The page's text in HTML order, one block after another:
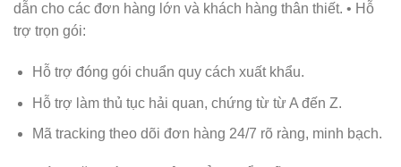
dẫn cho các đơn hàng lớn và khách hàng thân thiết. • Hỗ
trợ trọn gói:
Hỗ trợ đóng gói chuẩn quy cách xuất khẩu.
Hỗ trợ làm thủ tục hải quan, chứng từ từ A đến Z.
Mã tracking theo dõi đơn hàng 24/7 rõ ràng, minh bạch.